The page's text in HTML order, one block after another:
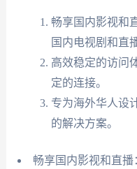
畅享国内影视和
国内电视剧和直
高效稳定的访问
定的连接。
专为海外华人设
的解决方案。
畅享国内影视和直